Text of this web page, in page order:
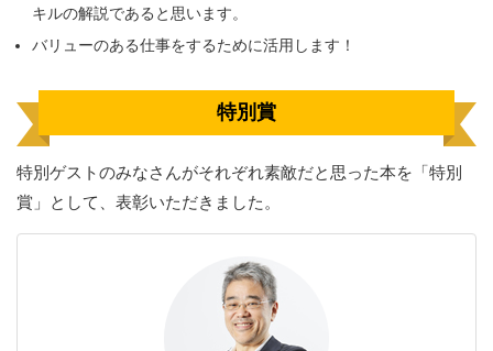
キルの解説であると思います。
バリューのある仕事をするために活用します！
特別賞
特別ゲストのみなさんがそれぞれ素敵だと思った本を「特別
賞」として、表彰いただきました。